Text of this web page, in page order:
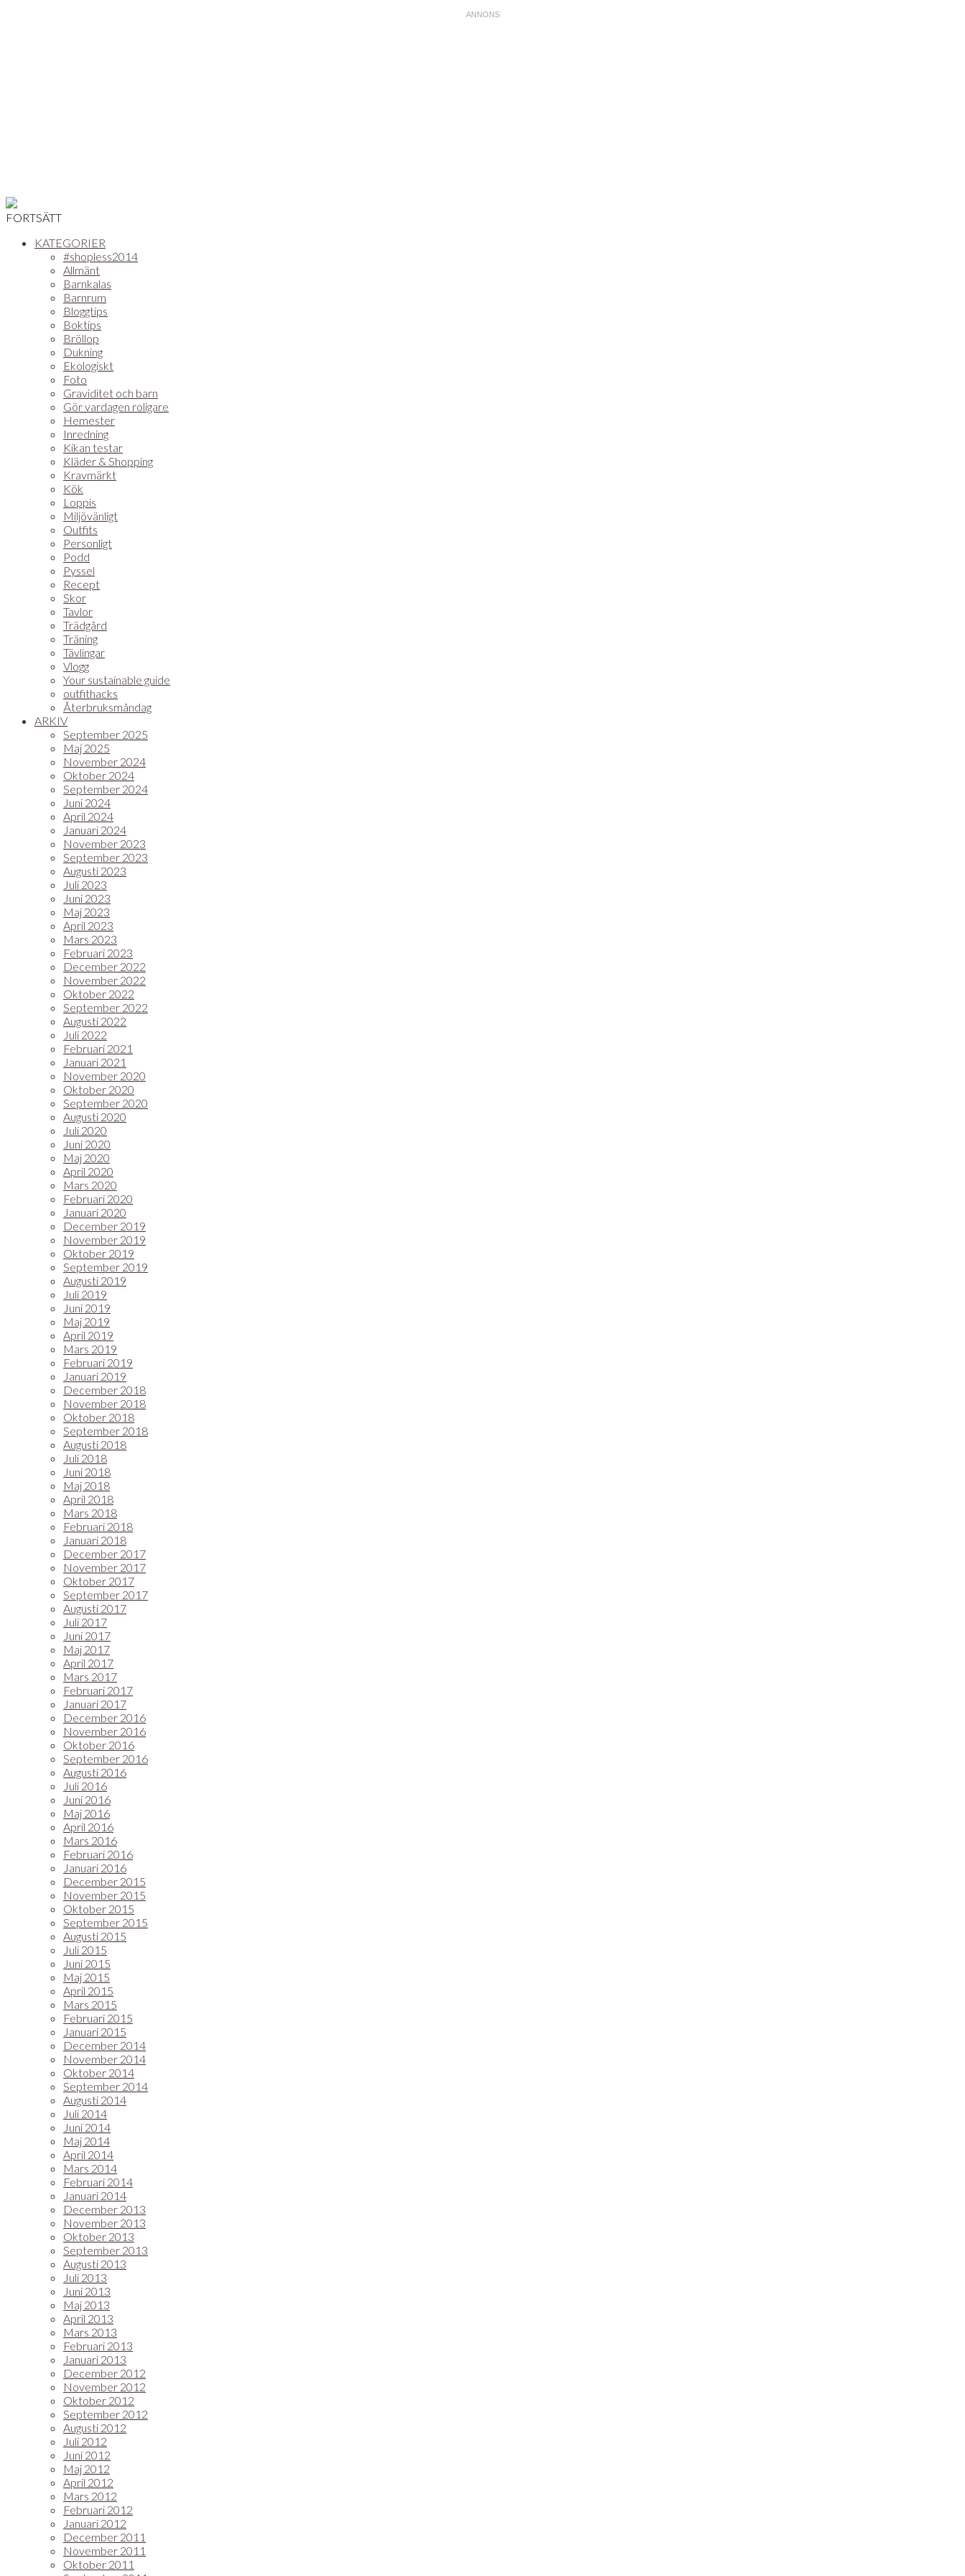
FORTSÄTT
KATEGORIER
#shopless2014
Allmänt
Barnkalas
Barnrum
Bloggtips
Boktips
Bröllop
Dukning
Ekologiskt
Foto
Graviditet och barn
Gör vardagen roligare
Hemester
Inredning
Kikan testar
Kläder & Shopping
Kravmärkt
Kök
Loppis
Miljövänligt
Outfits
Personligt
Podd
Pyssel
Recept
Skor
Tavlor
Trädgård
Träning
Tävlingar
Vlogg
Your sustainable guide
outfithacks
Återbruksmåndag
ARKIV
September 2025
Maj 2025
November 2024
Oktober 2024
September 2024
Juni 2024
April 2024
Januari 2024
November 2023
September 2023
Augusti 2023
Juli 2023
Juni 2023
Maj 2023
April 2023
Mars 2023
Februari 2023
December 2022
November 2022
Oktober 2022
September 2022
Augusti 2022
Juli 2022
Februari 2021
Januari 2021
November 2020
Oktober 2020
September 2020
Augusti 2020
Juli 2020
Juni 2020
Maj 2020
April 2020
Mars 2020
Februari 2020
Januari 2020
December 2019
November 2019
Oktober 2019
September 2019
Augusti 2019
Juli 2019
Juni 2019
Maj 2019
April 2019
Mars 2019
Februari 2019
Januari 2019
December 2018
November 2018
Oktober 2018
September 2018
Augusti 2018
Juli 2018
Juni 2018
Maj 2018
April 2018
Mars 2018
Februari 2018
Januari 2018
December 2017
November 2017
Oktober 2017
September 2017
Augusti 2017
Juli 2017
Juni 2017
Maj 2017
April 2017
Mars 2017
Februari 2017
Januari 2017
December 2016
November 2016
Oktober 2016
September 2016
Augusti 2016
Juli 2016
Juni 2016
Maj 2016
April 2016
Mars 2016
Februari 2016
Januari 2016
December 2015
November 2015
Oktober 2015
September 2015
Augusti 2015
Juli 2015
Juni 2015
Maj 2015
April 2015
Mars 2015
Februari 2015
Januari 2015
December 2014
November 2014
Oktober 2014
September 2014
Augusti 2014
Juli 2014
Juni 2014
Maj 2014
April 2014
Mars 2014
Februari 2014
Januari 2014
December 2013
November 2013
Oktober 2013
September 2013
Augusti 2013
Juli 2013
Juni 2013
Maj 2013
April 2013
Mars 2013
Februari 2013
Januari 2013
December 2012
November 2012
Oktober 2012
September 2012
Augusti 2012
Juli 2012
Juni 2012
Maj 2012
April 2012
Mars 2012
Februari 2012
Januari 2012
December 2011
November 2011
Oktober 2011